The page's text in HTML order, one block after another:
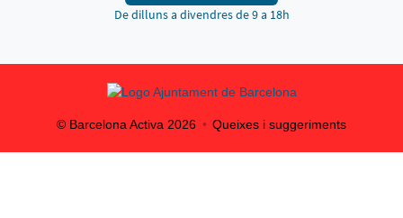
De dilluns a divendres de 9 a 18h
© Barcelona Activa 2026 Queixes i suggeriments